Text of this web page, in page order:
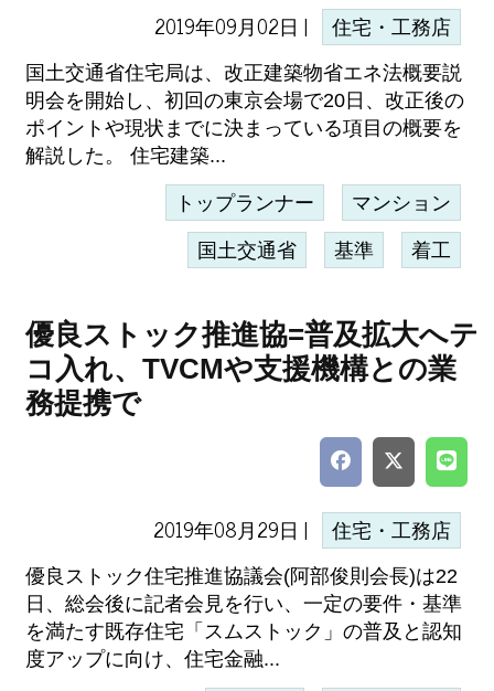
2019年09月02日 | 住宅・工務店
国土交通省住宅局は、改正建築物省エネ法概要説
明会を開始し、初回の東京会場で20日、改正後の
ポイントや現状までに決まっている項目の概要を
解説した。 住宅建築...
トップランナー マンション
国土交通省 基準 着工
優良ストック推進協=普及拡大へテ
コ入れ、TVCMや支援機構との業
務提携で
2019年08月29日 | 住宅・工務店
優良ストック住宅推進協議会(阿部俊則会長)は22
日、総会後に記者会見を行い、一定の要件・基準
を満たす既存住宅「スムストック」の普及と認知
度アップに向け、住宅金融...